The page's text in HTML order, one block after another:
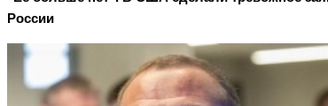
России